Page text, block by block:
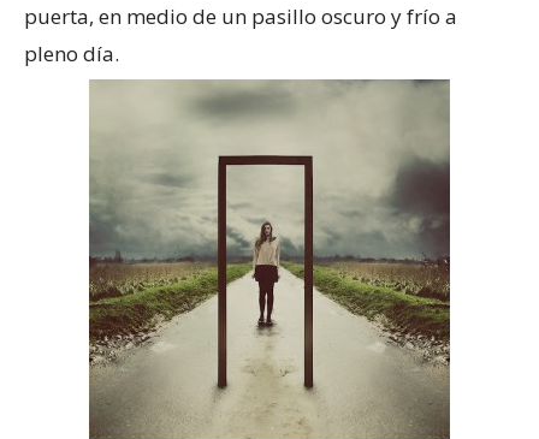
puerta, en medio de un pasillo oscuro y frío a
pleno día.